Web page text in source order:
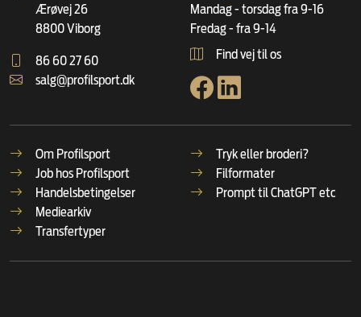
Ærøvej 26
8800 Viborg
86 60 27 60
salg@profilsport.dk
Mandag - torsdag fra 9-16
Fredag - fra 9-14
Find vej til os
Om Profilsport
Job hos Profilsport
Handelsbetingelser
Mediearkiv
Transfertyper
Tryk eller broderi?
Filformater
Prompt til ChatGPT etc